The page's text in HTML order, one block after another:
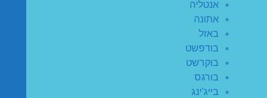
אנטליה
אתונה
באזל
בודפשט
בוקרשט
בורגס
בייג'ינג